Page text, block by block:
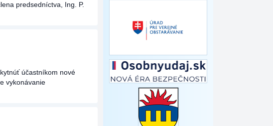
predsedníctva, Ing. P.
účastníkom nové
vykonávanie